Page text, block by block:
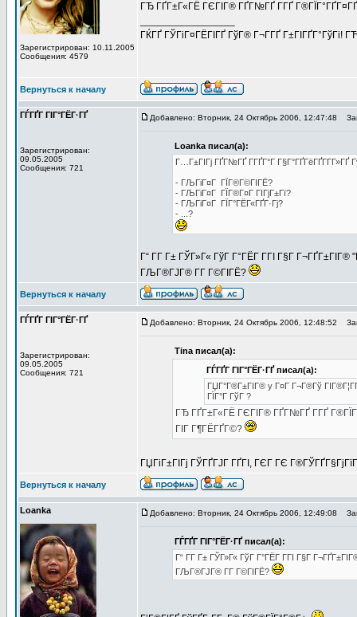
Зарегистрирован: 10.11.2005
Сообщения: 4579
ГЂ ГҐГ±Г«ГЁ ГЄГІГ® ГҐГ№ГҐ Г­ГҐ
ГЌГҐ ГЎГіГ¤ГЁГІГҐ ГўГ® Г¬Г­ГҐ Г±ГІГҐГ°ГўГі!
Вернуться к началу
ГЃГҐГ ГІГ°ГЁГ·ГҐ
Зарегистрирован:
09.05.2005
Сообщения: 721
Добавлено: Вторник, 24 Октябрь 2006, 12:47:48
Loanka писал(а):
Г…Г±ГІГј ГҐГ№ГҐ Г­ГҐГ°Г Г§Г°ГҐГёГҐГ­Г­Г»ГҐ
- ГЉГіГ¤Г ГЇГ®Г©ГІГЁ?
- ГЉГіГ¤Г ГЇГ®Г¤Г ГІГјГ±Гї?
- ГЉГіГ¤Г ГЇГ°ГЁГ«ГҐГ·Гј?
- ...?
Г“ Г­Г Г± ГЎГ»Г« ГўГ Г°ГЁГ Г­ГІ Г§Г Г¬ГҐГ±ГІГ®
ГЉГ®ГЈГ® Г­Г Г©ГІГЁ?
Вернуться к началу
ГЃГҐГ ГІГ°ГЁГ·ГҐ
Зарегистрирован:
09.05.2005
Сообщения: 721
Добавлено: Вторник, 24 Октябрь 2006, 12:48:52
Tina писал(а):
ГЃГҐГ ГІГ°ГЁГ·ГҐ писал(а):
ГЏГ°Г®Г±ГІГ® y Г¤Г Г¬Г®Гў
ГЇГ°Г ГўГ ?
ГЂ ГҐГ±Г«ГЁ ГЄГІГ® ГҐГ№ГҐ Г­ГҐ
ГІГ Г¶ГЁГҐГ©?
ГЏГіГ±ГІГј ГЎГҐГЈГ ГҐГІ, ГЄГ ГЄ
Вернуться к началу
Loanka Добавлено: Вторник, 24 Октябрь 2006, 12:49:08
ГЃГҐГ ГІГ°ГЁГ·ГҐ писал(а):
Г“ Г­Г Г± ГЎГ»Г« ГўГ Г°ГЁГ Г­ГІ Г§Г
ГЉГ®ГЈГ® Г­Г Г©ГІГЁ?